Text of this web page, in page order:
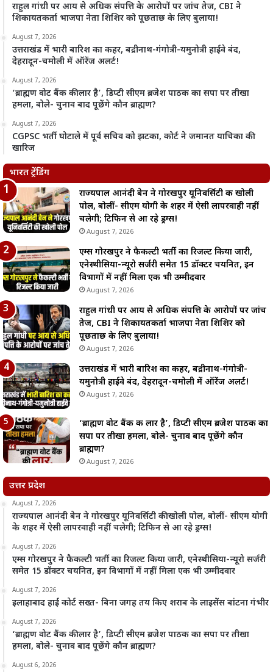
राहुल गांधी पर आय से अधिक संपत्ति के आरोपों पर जांच तेज, CBI ने
शिकायतकर्ता भाजपा नेता शिशिर को पूछताछ के लिए बुलाया!
August 7, 2026
उत्तराखंड में भारी बारिश का कहर, बद्रीनाथ-गंगोत्री-यमुनोत्री हाईवे बंद,
देहरादून-चमोली में ऑरेंज अलर्ट!
August 7, 2026
‘ब्राह्मण वोट बैंक की लार है’, डिप्टी सीएम ब्रजेश पाठक का सपा पर तीखा
हमला, बोले- चुनाव बाद पूछेंगे कौन ब्राह्मण?
August 7, 2026
CGPSC भर्ती घोटाले में पूर्व सचिव को झटका, कोर्ट ने जमानत याचिका की
खारिज
भारत ट्रेंडिंग
राज्यपाल आनंदी बेन ने गोरखपुर यूनिवर्सिटी की खोली
पोल, बोलीं- सीएम योगी के शहर में ऐसी लापरवाही नहीं
चलेगी; टिफिन से आ रहे ड्रग्स!
August 7, 2026
एम्स गोरखपुर ने फैकल्टी भर्ती का रिजल्ट किया जारी,
एनेस्थीसिया-न्यूरो सर्जरी समेत 15 डॉक्टर चयनित, इन
विभागों में नहीं मिला एक भी उम्मीदवार
August 7, 2026
राहुल गांधी पर आय से अधिक संपत्ति के आरोपों पर जांच
तेज, CBI ने शिकायतकर्ता भाजपा नेता शिशिर को
पूछताछ के लिए बुलाया!
August 7, 2026
उत्तराखंड में भारी बारिश का कहर, बद्रीनाथ-गंगोत्री-
यमुनोत्री हाईवे बंद, देहरादून-चमोली में ऑरेंज अलर्ट!
August 7, 2026
‘ब्राह्मण वोट बैंक की लार है’, डिप्टी सीएम ब्रजेश पाठक का
सपा पर तीखा हमला, बोले- चुनाव बाद पूछेंगे कौन
ब्राह्मण?
August 7, 2026
उत्तर प्रदेश
August 7, 2026
राज्यपाल आनंदी बेन ने गोरखपुर यूनिवर्सिटी की खोली पोल, बोलीं- सीएम योगी
के शहर में ऐसी लापरवाही नहीं चलेगी; टिफिन से आ रहे ड्रग्स!
August 7, 2026
एम्स गोरखपुर ने फैकल्टी भर्ती का रिजल्ट किया जारी, एनेस्थीसिया-न्यूरो सर्जरी
समेत 15 डॉक्टर चयनित, इन विभागों में नहीं मिला एक भी उम्मीदवार
August 7, 2026
इलाहाबाद हाई कोर्ट सख्त- बिना जगह तय किए शराब के लाइसेंस बांटना गंभीर
August 7, 2026
‘ब्राह्मण वोट बैंक की लार है’, डिप्टी सीएम ब्रजेश पाठक का सपा पर तीखा
हमला, बोले- चुनाव बाद पूछेंगे कौन ब्राह्मण?
August 6, 2026